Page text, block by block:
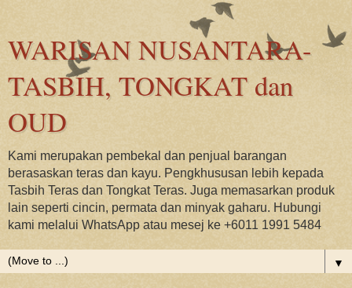
WARISAN NUSANTARA-
TASBIH, TONGKAT dan
OUD
Kami merupakan pembekal dan penjual barangan
berasaskan teras dan kayu. Pengkhususan lebih kepada
Tasbih Teras dan Tongkat Teras. Juga memasarkan produk
lain seperti cincin, permata dan minyak gaharu. Hubungi
kami melalui WhatsApp atau mesej ke +6011 1991 5484
▼